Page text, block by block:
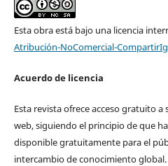
Esta obra está bajo una licencia
Atribución-NoComercial-
Acuerdo de licencia
Esta revista ofrece acceso gratuito
web, siguiendo el principio de que
disponible gratuitamente para el
intercambio de conocimiento global.